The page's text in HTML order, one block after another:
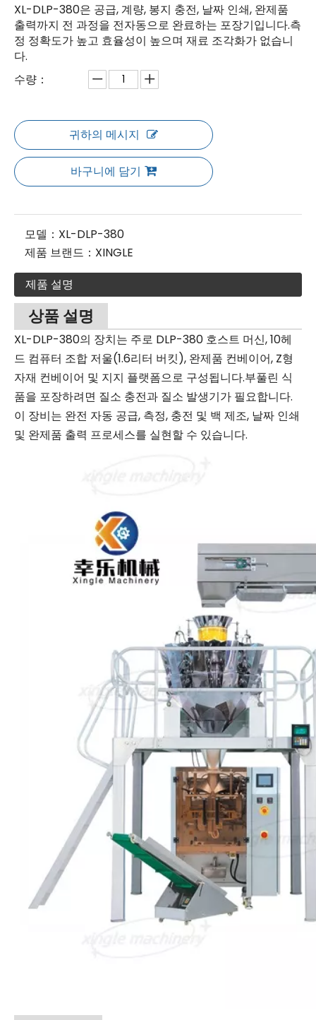
XL-DLP-380은 공급, 계량, 봉지 충전, 날짜 인쇄, 완제품
출력까지 전 과정을 전자동으로 완료하는 포장기입니다.측
정 정확도가 높고 효율성이 높으며 재료 조각화가 없습니
다.
수량：
귀하의 메시지
바구니에 담기
모델： XL-DLP-380
제품 브랜드： XINGLE
제품 설명
상품 설명
XL-DLP-380의 장치는 주로 DLP-380 호스트 머신, 10헤
드 컴퓨터 조합 저울(1.6리터 버킷), 완제품 컨베이어, Z형
자재 컨베이어 및 지지 플랫폼으로 구성됩니다.부풀린 식
품을 포장하려면 질소 충전과 질소 발생기가 필요합니다.
이 장비는 완전 자동 공급, 측정, 충전 및 백 제조, 날짜 인쇄
및 완제품 출력 프로세스를 실현할 수 있습니다.